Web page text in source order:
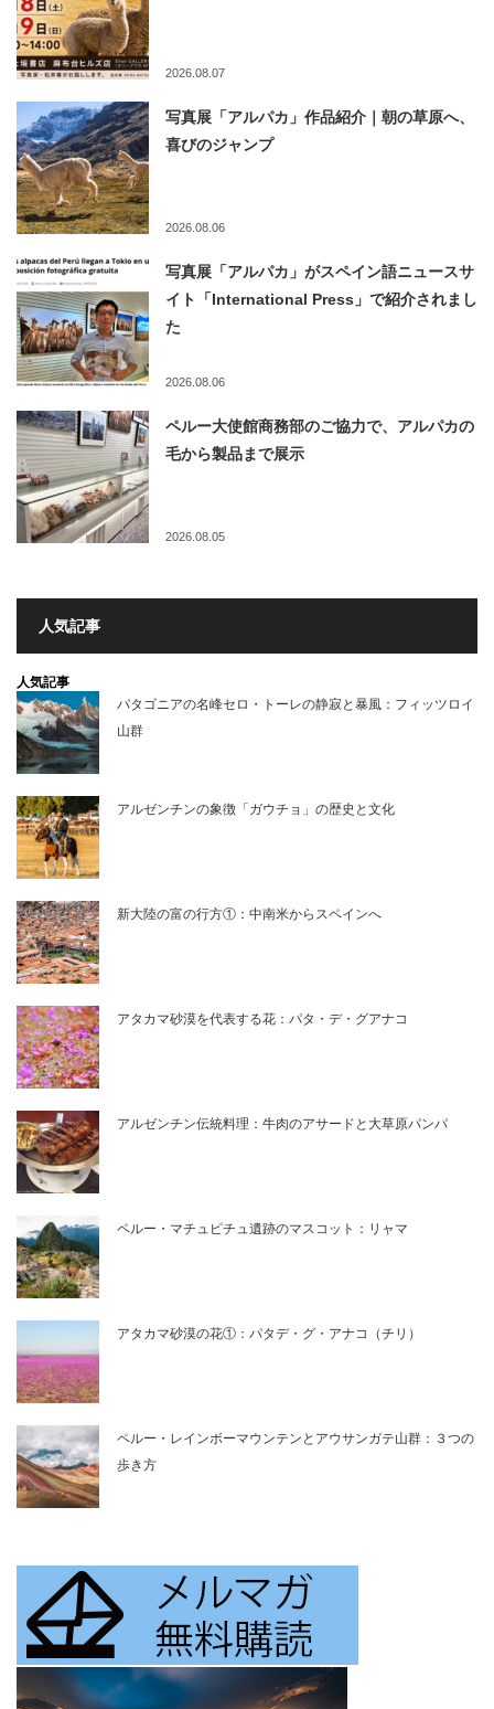
2026.08.07
写真展「アルパカ」作品紹介｜朝の草原へ、
喜びのジャンプ
2026.08.06
写真展「アルパカ」がスペイン語ニュースサ
イト「International Press」で紹介されまし
た
2026.08.06
ペルー大使館商務部のご協力で、アルパカの
毛から製品まで展示
2026.08.05
人気記事
人気記事
パタゴニアの名峰セロ・トーレの静寂と暴風：フィッツロイ
山群
アルゼンチンの象徴「ガウチョ」の歴史と文化
新大陸の富の行方①：中南米からスペインへ
アタカマ砂漠を代表する花：パタ・デ・グアナコ
アルゼンチン伝統料理：牛肉のアサードと大草原パンパ
ペルー・マチュピチュ遺跡のマスコット：リャマ
アタカマ砂漠の花①：パタデ・グ・アナコ（チリ）
ペルー・レインボーマウンテンとアウサンガテ山群：３つの
歩き方